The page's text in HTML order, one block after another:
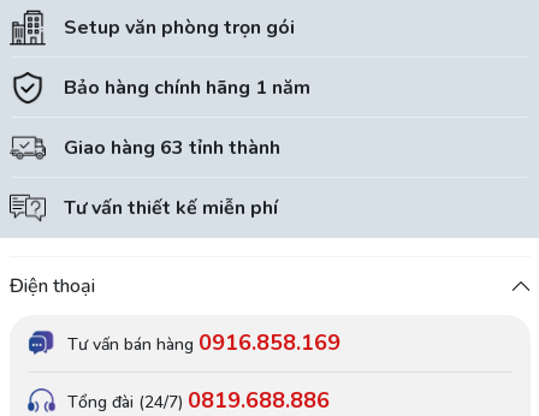
Setup văn phòng trọn gói
Bảo hàng chính hãng 1 năm
Giao hàng 63 tỉnh thành
Tư vấn thiết kế miễn phí
Điện thoại
Tư vấn bán hàng 0916.858.169
Tổng đài (24/7) 0819.688.886